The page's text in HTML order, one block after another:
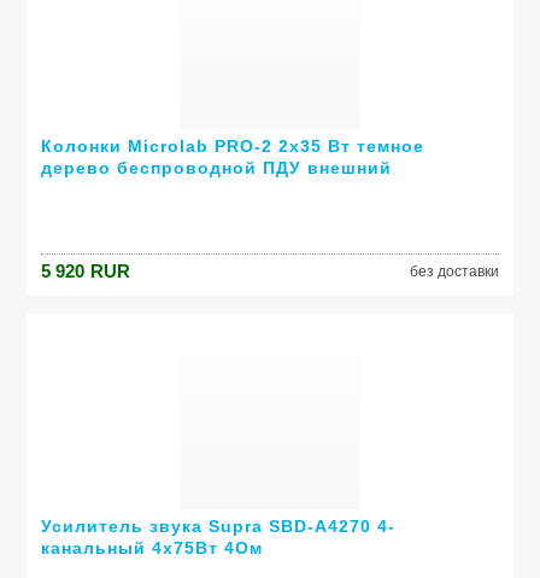
Колонки Microlab PRO-2 2х35 Вт темное
дерево беспроводной ПДУ внешний
5 920 RUR без доставки
Усилитель звука Supra SBD-A4270 4-
канальный 4х75Вт 4Ом